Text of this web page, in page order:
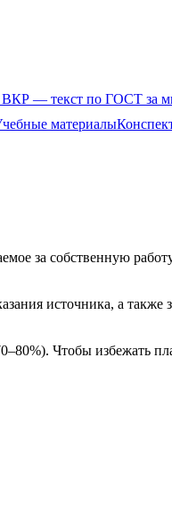
ВКР — текст по ГОСТ за
материалы
за собственную
источника, а
Чтобы избежать